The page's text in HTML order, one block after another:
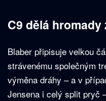
C9 dělá
Blaber připisuje velkou
strávenému společným
výměna dráhy – a v
Jensena i celý split pryč